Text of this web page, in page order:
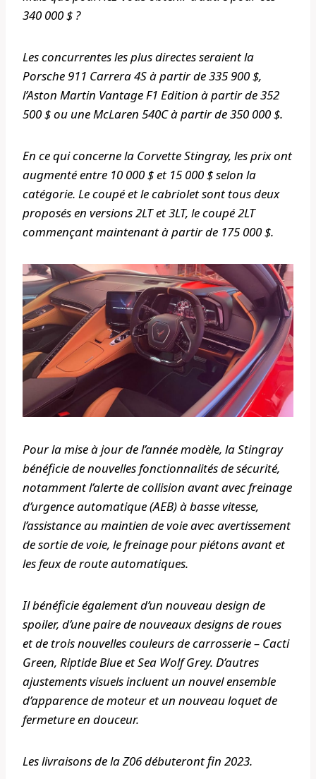
340 000 $ ?
Les concurrentes les plus directes seraient la
Porsche 911 Carrera 4S à partir de 335 900 $,
l’Aston Martin Vantage F1 Edition à partir de 352
500 $ ou une McLaren 540C à partir de 350 000 $.
En ce qui concerne la Corvette Stingray, les prix ont
augmenté entre 10 000 $ et 15 000 $ selon la
catégorie. Le coupé et le cabriolet sont tous deux
proposés en versions 2LT et 3LT, le coupé 2LT
commençant maintenant à partir de 175 000 $.
Pour la mise à jour de l’année modèle, la Stingray
bénéficie de nouvelles fonctionnalités de sécurité,
notamment l’alerte de collision avant avec freinage
d’urgence automatique (AEB) à basse vitesse,
l’assistance au maintien de voie avec avertissement
de sortie de voie, le freinage pour piétons avant et
les feux de route automatiques.
Il bénéficie également d’un nouveau design de
spoiler, d’une paire de nouveaux designs de roues
et de trois nouvelles couleurs de carrosserie – Cacti
Green, Riptide Blue et Sea Wolf Grey. D’autres
ajustements visuels incluent un nouvel ensemble
d’apparence de moteur et un nouveau loquet de
fermeture en douceur.
Les livraisons de la Z06 débuteront fin 2023.